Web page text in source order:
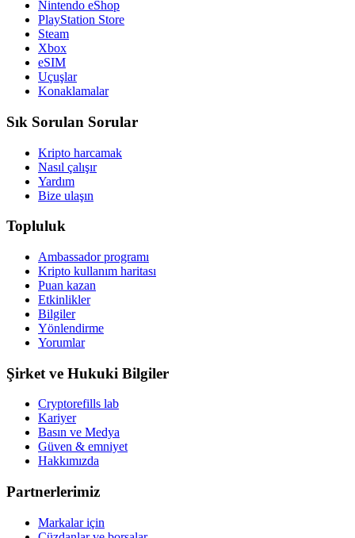
Nintendo eShop
PlayStation Store
Steam
Xbox
eSIM
Uçuşlar
Konaklamalar
Sık Sorulan Sorular
Kripto harcamak
Nasıl çalışır
Yardım
Bize ulaşın
Topluluk
Ambassador programı
Kripto kullanım haritası
Puan kazan
Etkinlikler
Bilgiler
Yönlendirme
Yorumlar
Şirket ve Hukuki Bilgiler
Cryptorefills lab
Kariyer
Basın ve Medya
Güven & emniyet
Hakkımızda
Partnerlerimiz
Markalar için